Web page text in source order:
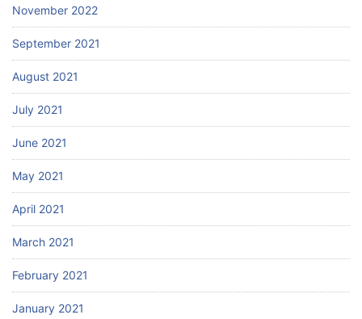
November 2022
September 2021
August 2021
July 2021
June 2021
May 2021
April 2021
March 2021
February 2021
January 2021